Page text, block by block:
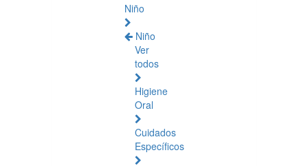
Niño
Niño
Ver
todos
Higiene
Oral
Cuidados
Específicos